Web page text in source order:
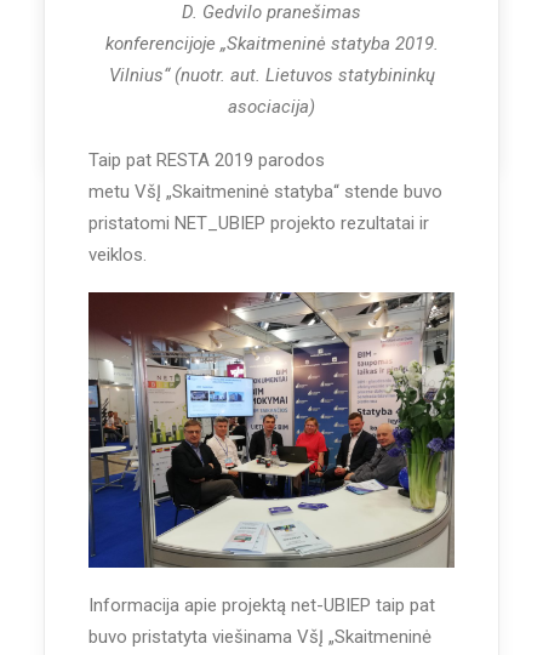
by Vaidotas Sarka
D. Gedvilo pranešimas
konferencijoje „Skaitmeninė statyba 2019.
Vilnius“ (nuotr. aut. Lietuvos statybininkų
asociacija)
Taip pat RESTA 2019 parodos
metu VšĮ „Skaitmeninė statyba“ stende buvo
pristatomi NET_UBIEP projekto rezultatai ir
veiklos.
Informacija apie projektą net-UBIEP taip pat
buvo pristatyta viešinama VšĮ „Skaitmeninė